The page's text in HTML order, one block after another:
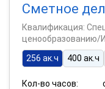
Сметное
Квалификация:
ценообразованию/
256 ак.ч
400 ак.ч
Кол-во часов: